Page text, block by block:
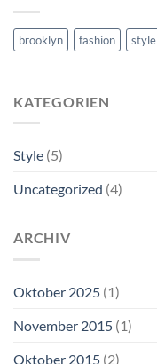
brooklyn fashion style
KATEGORIEN
Style (5)
Uncategorized (4)
ARCHIV
Oktober 2025 (1)
November 2015 (1)
Oktober 2015 (2)